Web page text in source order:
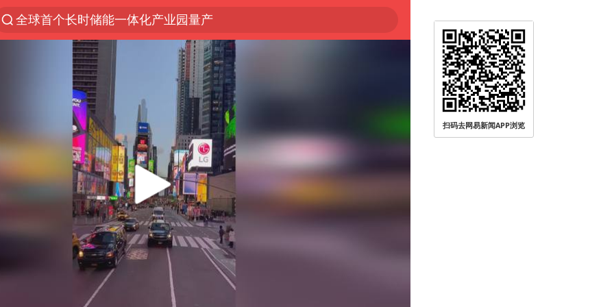
全球首个长时储能一体化产业园量产
台风白海豚已进入24小时警戒线
中国女篮70-67险胜尼日利亚女篮
名创优品回应女子吐槽内裤质量差
四川宜宾市高县4.9级地震致1人死亡
台风白海豚或吞并鲸鱼 登陆地点更新
胜宏科技：股票交易异常波动
出口禁令驱动有色板块大涨
秋天的第一杯奶茶到底有多火
U17国足点球大战淘汰河床晋级决赛
国防部：中国军队坚决反制任何闹海挑衅图谋
扫码去网易新闻APP浏览